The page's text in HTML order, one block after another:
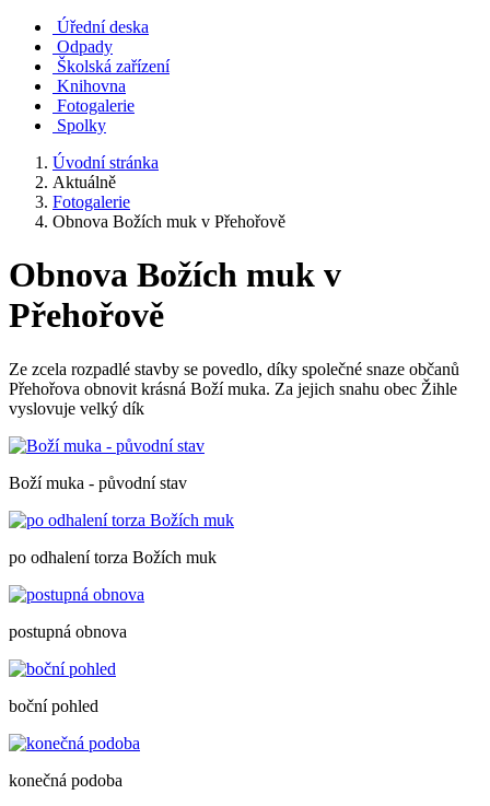
Úřední deska
Odpady
Školská zařízení
Knihovna
Fotogalerie
Spolky
Úvodní stránka
Aktuálně
Fotogalerie
Obnova Božích muk v Přehořově
Obnova Božích muk v
Přehořově
Ze zcela rozpadlé stavby se povedlo, díky společné snaze občanů
Přehořova obnovit krásná Boží muka. Za jejich snahu obec Žihle
vyslovuje velký dík
Boží muka - původní stav
po odhalení torza Božích muk
postupná obnova
boční pohled
konečná podoba